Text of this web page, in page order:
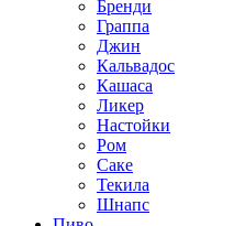
Бренди
Граппа
Джин
Кальвадос
Кашаса
Ликер
Настойки
Ром
Саке
Текила
Шнапс